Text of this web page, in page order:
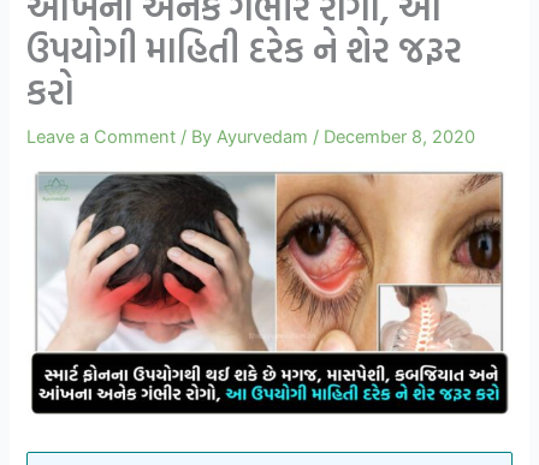
ઉપયોગી માહિતી દરેક ને શેર જરૂર
કરો
Leave a Comment / ByAyurvedam / December 8, 2020